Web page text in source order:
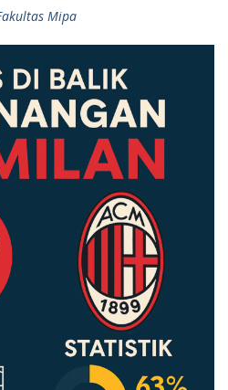
Mipa